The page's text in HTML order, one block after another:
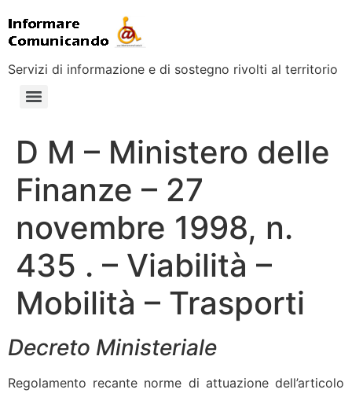
Servizi di informazione e di sostegno rivolti al territorio
D M – Ministero delle
Finanze – 27
novembre 1998, n.
435 . – Viabilità –
Mobilità – Trasporti
Decreto Ministeriale
Regolamento recante norme di attuazione dell’articolo